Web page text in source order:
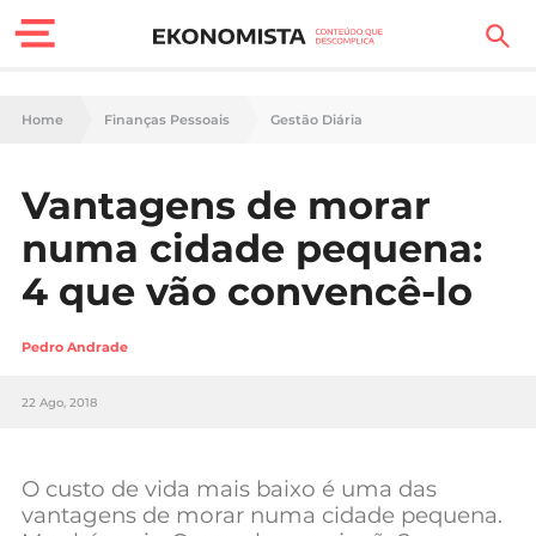
Finanças Pessoais
Carreira
Casa
Lifestyle
Sociedade
Negócios
Home Finanças Pessoais Gestão Diária
Vantagens de morar
numa cidade pequena:
4 que vão convencê-lo
Pedro Andrade
22 Ago, 2018
O custo de vida mais baixo é uma das
vantagens de morar numa cidade pequena.